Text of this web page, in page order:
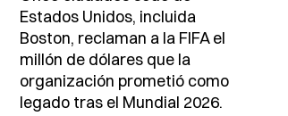
Estados Unidos, incluida
Boston, reclaman a la FIFA el
millón de dólares que la
organización prometió como
legado tras el Mundial 2026.